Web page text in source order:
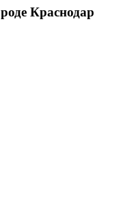
Краснодар